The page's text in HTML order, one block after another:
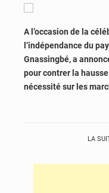
A l’occasion de la
l’indépendance du
Gnassingbé, a
pour contrer la
nécessité sur les
LA